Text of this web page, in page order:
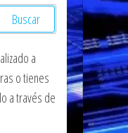
a
o tienes
a través de